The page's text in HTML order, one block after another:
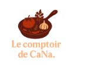
contenu
Rechercher